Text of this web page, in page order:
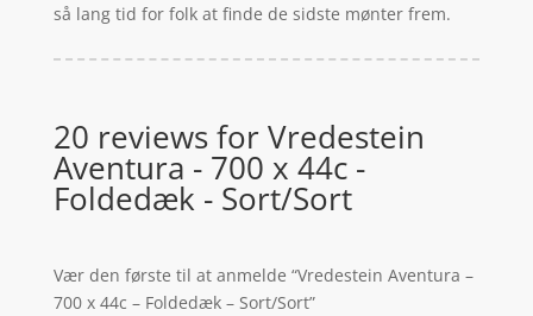
så lang tid for folk at finde de sidste mønter frem.
20 reviews forVredestein
Aventura - 700 x 44c -
Foldedæk - Sort/Sort
Vær den første til at anmelde “Vredestein Aventura –
700 x 44c – Foldedæk – Sort/Sort”